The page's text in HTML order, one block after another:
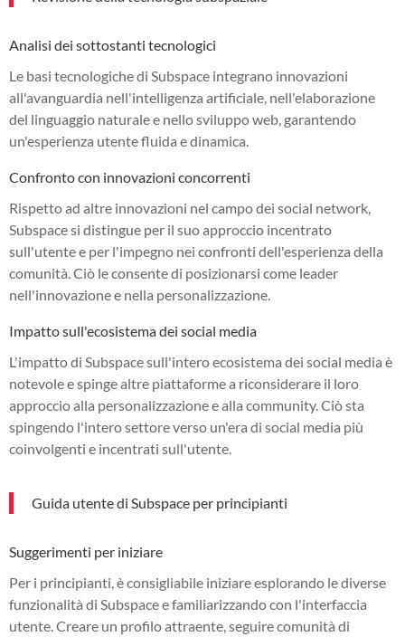
Analisi dei sottostanti tecnologici
Le basi tecnologiche di Subspace integrano innovazioni
all'avanguardia nell'intelligenza artificiale, nell'elaborazione
del linguaggio naturale e nello sviluppo web, garantendo
un'esperienza utente fluida e dinamica.
Confronto con innovazioni concorrenti
Rispetto ad altre innovazioni nel campo dei social network,
Subspace si distingue per il suo approccio incentrato
sull'utente e per l'impegno nei confronti dell'esperienza della
comunità. Ciò le consente di posizionarsi come leader
nell'innovazione e nella personalizzazione.
Impatto sull'ecosistema dei social media
L'impatto di Subspace sull'intero ecosistema dei social media è
notevole e spinge altre piattaforme a riconsiderare il loro
approccio alla personalizzazione e alla community. Ciò sta
spingendo l'intero settore verso un'era di social media più
coinvolgenti e incentrati sull'utente.
Guida utente di Subspace per principianti
Suggerimenti per iniziare
Per i principianti, è consigliabile iniziare esplorando le diverse
funzionalità di Subspace e familiarizzando con l'interfaccia
utente. Creare un profilo attraente, seguire comunità di